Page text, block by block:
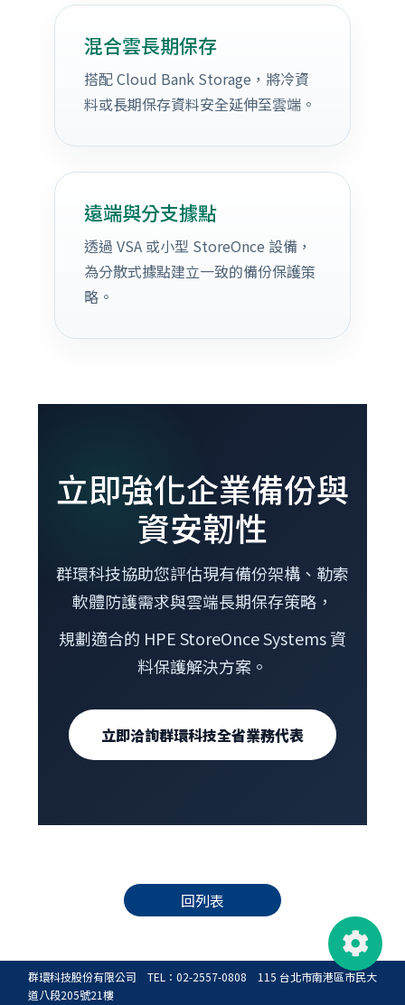
混合雲長期保存
搭配 Cloud Bank Storage，將冷資
料或長期保存資料安全延伸至雲端。
遠端與分支據點
透過 VSA 或小型 StoreOnce 設備，
為分散式據點建立一致的備份保護策
略。
立即強化企業備份與
資安韌性
群環科技協助您評估現有備份架構、勒索
軟體防護需求與雲端長期保存策略，
規劃適合的 HPE StoreOnce Systems 資
料保護解決方案。
立即洽詢群環科技全省業務代表
回列表
群環科技股份有限公司 TEL：02-2557-0808 115 台北市南港區市民大
道八段205號21樓